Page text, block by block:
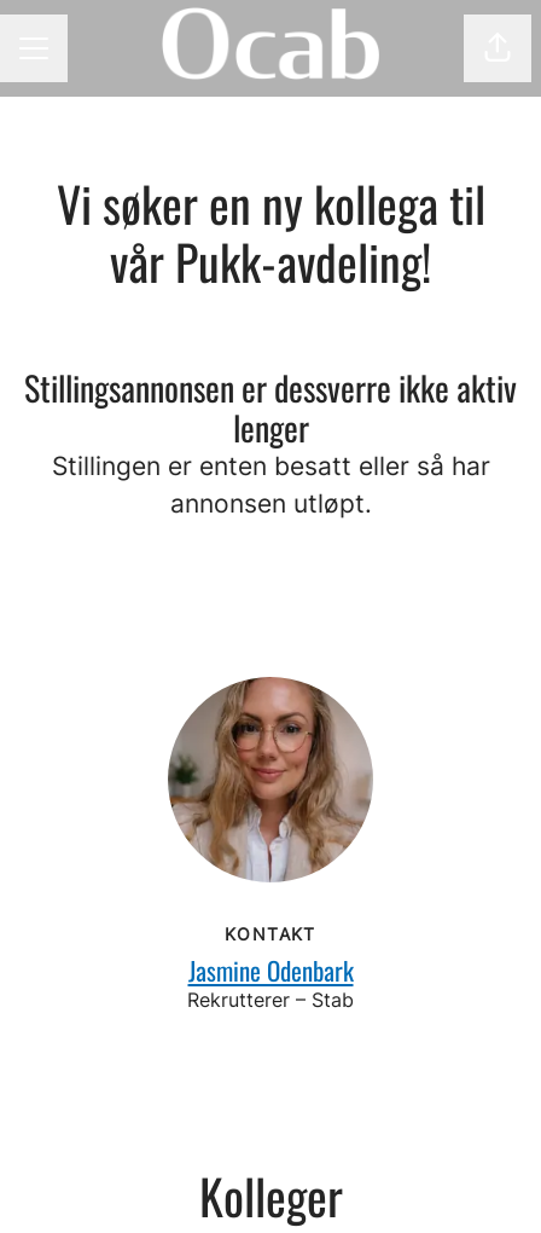
Vi søker en ny kollega til
vår Pukk-avdeling!
Stillingsannonsen er dessverre ikke aktiv
lenger
Stillingen er enten besatt eller så har
annonsen utløpt.
KONTAKT
Jasmine Odenbark
Rekrutterer – Stab
Kolleger